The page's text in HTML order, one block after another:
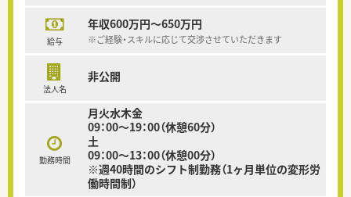
給与
年収600万円～650万円
※ご経験・スキルに応じて交渉させていただきます
法人名
非公開
勤務時間
月火水木金
09：00～19：00（休憩60分）
土
09：00～13：00（休憩00分）
※週40時間のシフト制勤務（1ヶ月単位の変形労
働時間制）